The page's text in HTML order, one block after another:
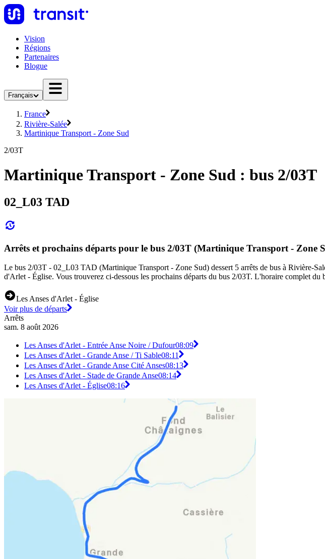
Vision
Régions
Partenaires
Blogue
Français
France
Rivière-Salée
Martinique Transport - Zone Sud
2/03T
Martinique Transport - Zone Sud : bus 2/03T
02_L03 TAD
Arrêts et prochains départs pour le bus 2/03T (Martinique Transport - Zone
Le bus 2/03T - 02_L03 TAD (Martinique Transport - Zone Sud) dessert 5 arrêts de bus à Rivière-
d'Arlet - Église. Vous trouverez ci-dessous les prochains départs du bus 2/03T. L'horaire complet
Les Anses d'Arlet - Église
Voir plus de départs
Arrêts
sam. 8 août 2026
Les Anses d'Arlet - Entrée Anse Noire / Dufour08:09
Les Anses d'Arlet - Grande Anse / Ti Sable08:11
Les Anses d'Arlet - Grande Anse Cité Anses08:13
Les Anses d'Arlet - Stade de Grande Anse08:14
Les Anses d'Arlet - Église08:16